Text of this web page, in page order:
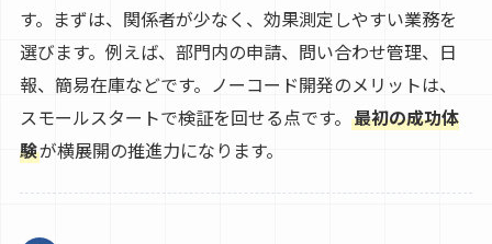
す。まずは、関係者が少なく、効果測定しやすい業務を
選びます。例えば、部門内の申請、問い合わせ管理、日
報、簡易在庫などです。ノーコード開発のメリットは、
スモールスタートで検証を回せる点です。 最初の成功体
験が横展開の推進力になります。